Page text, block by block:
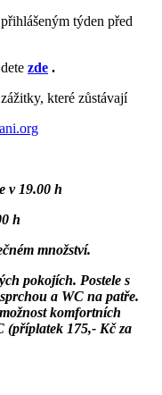
týden před
zde .
které zůstávají
v 19.00 h
h
množství.
pokojích. Postele s
a WC na patře.
komfortních
(příplatek 175,- Kč za